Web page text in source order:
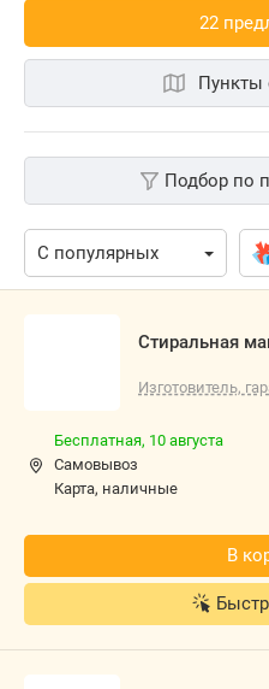
22
Подбор по
Стиральная
Изготовитель,
Бесплатная, 10 августа
Самовывоз
карта, наличные
В